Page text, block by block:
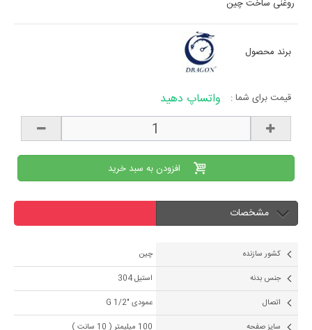
روغنی ساخت چین
برند محصول
قیمت برای شما : واتساپ دهید
افزودن به سبد خرید
مشخصات
کشور سازنده
چین
جنس بدنه
استیل 304
اتصال
عمودی "1/2 G
سایز صفحه
100 میلیمتر ( 10 سانت )